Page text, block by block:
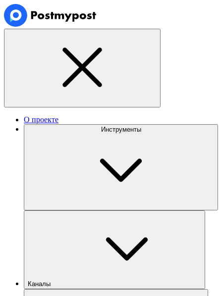
О проекте
Инструменты
Каналы